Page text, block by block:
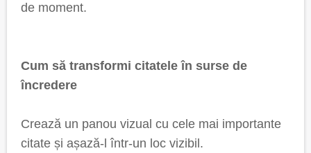
de moment.
Cum să transformi citatele în surse de
încredere
Crează un panou vizual cu cele mai importante
citate și așază-l într-un loc vizibil.